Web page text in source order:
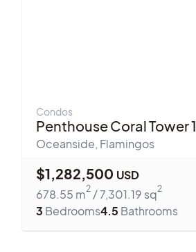
Condos
Penthouse Coral Tower 1
Oceanside, Flamingos
$1,282,500 USD
678.55 m2 /7,301.19 sq2
3 Bedrooms4.5 Bathrooms